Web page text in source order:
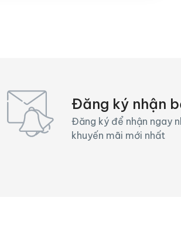
Đăng ký nhận
Đăng ký để nhận ngay
khuyến mãi mới nhất